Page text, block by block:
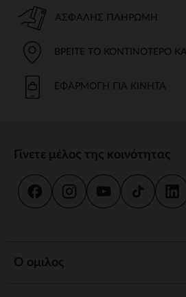
ΑΣΦΑΛΉΣ ΠΛΗΡΩΜΉ
ΒΡΕΊΤΕ ΤΟ ΚΟΝΤΙΝΌΤΕΡΟ
ΕΦΑΡΜΟΓΉ ΓΙΑ ΚΙΝΗΤΆ
Γίνετε μέλος της κοινότητας
Ο ομιλος